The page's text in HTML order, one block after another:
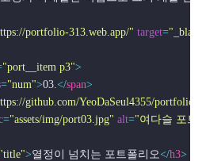
portfolio-313.web.app/" target=
"port__item p3">
="num">03.</span>
github.com/YeoDaSeul4355/portfolio"
="assets/img/port03.jpg" alt="여다슬 포트
"title">열정이 넘치는 포트폴리오</h3>